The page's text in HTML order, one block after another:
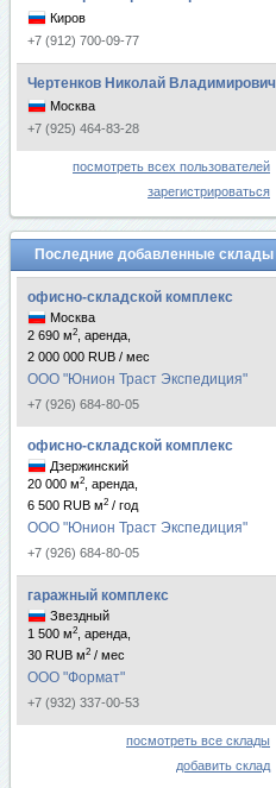
Киров
+7 (912) 700-09-77
Чертенков Николай Владимирович
Москва
+7 (925) 464-83-28
посмотреть всех пользователей
зарегистрироваться
Последние добавленные склады
офисно-складской комплекс
Москва
2 690 м2
, аренда,
2 000 000 RUB / мес
ООО "Юнион Траст Экспедиция"
+7 (926) 684-80-05
офисно-складской комплекс
Дзержинский
20 000 м2
, аренда,
6 500 RUB м2 / год
ООО "Юнион Траст Экспедиция"
+7 (926) 684-80-05
гаражный комплекс
Звездный
1 500 м2
, аренда,
30 RUB м2 / мес
ООО "Формат"
+7 (932) 337-00-53
посмотреть все склады
добавить склад